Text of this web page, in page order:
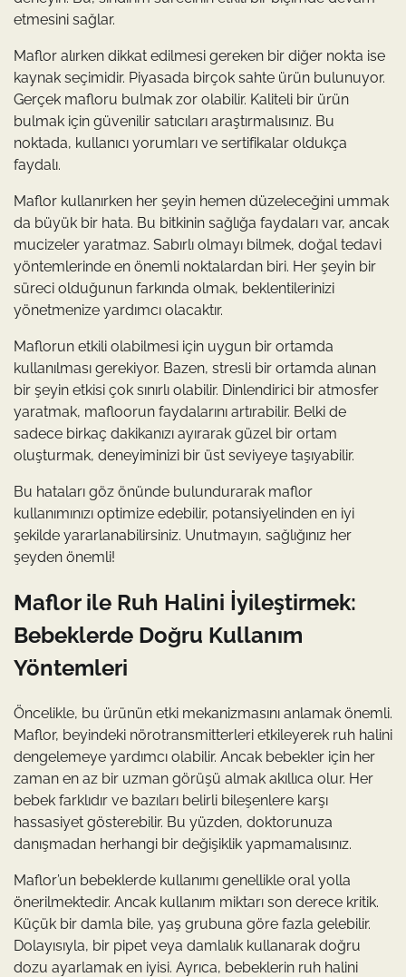
etmesini sağlar.
Maflor alırken dikkat edilmesi gereken bir diğer nokta ise
kaynak seçimidir. Piyasada birçok sahte ürün bulunuyor.
Gerçek mafloru bulmak zor olabilir. Kaliteli bir ürün
bulmak için güvenilir satıcıları araştırmalısınız. Bu
noktada, kullanıcı yorumları ve sertifikalar oldukça
faydalı.
Maflor kullanırken her şeyin hemen düzeleceğini ummak
da büyük bir hata. Bu bitkinin sağlığa faydaları var, ancak
mucizeler yaratmaz. Sabırlı olmayı bilmek, doğal tedavi
yöntemlerinde en önemli noktalardan biri. Her şeyin bir
süreci olduğunun farkında olmak, beklentilerinizi
yönetmenize yardımcı olacaktır.
Maflorun etkili olabilmesi için uygun bir ortamda
kullanılması gerekiyor. Bazen, stresli bir ortamda alınan
bir şeyin etkisi çok sınırlı olabilir. Dinlendirici bir atmosfer
yaratmak, mafloorun faydalarını artırabilir. Belki de
sadece birkaç dakikanızı ayırarak güzel bir ortam
oluşturmak, deneyiminizi bir üst seviyeye taşıyabilir.
Bu hataları göz önünde bulundurarak maflor
kullanımınızı optimize edebilir, potansiyelinden en iyi
şekilde yararlanabilirsiniz. Unutmayın, sağlığınız her
şeyden önemli!
Maflor ile Ruh Halini İyileştirmek:
Bebeklerde Doğru Kullanım
Yöntemleri
Öncelikle, bu ürünün etki mekanizmasını anlamak önemli.
Maflor, beyindeki nörotransmitterleri etkileyerek ruh halini
dengelemeye yardımcı olabilir. Ancak bebekler için her
zaman en az bir uzman görüşü almak akıllıca olur. Her
bebek farklıdır ve bazıları belirli bileşenlere karşı
hassasiyet gösterebilir. Bu yüzden, doktorunuza
danışmadan herhangi bir değişiklik yapmamalısınız.
Maflor’un bebeklerde kullanımı genellikle oral yolla
önerilmektedir. Ancak kullanım miktarı son derece kritik.
Küçük bir damla bile, yaş grubuna göre fazla gelebilir.
Dolayısıyla, bir pipet veya damlalık kullanarak doğru
dozu ayarlamak en iyisi. Ayrıca, bebeklerin ruh halini